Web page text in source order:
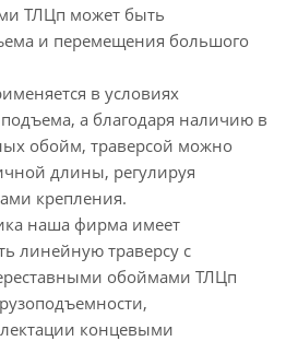
ТЛЦп может быть
и перемещения большого
в условиях
а благодаря наличию в
обойм, траверсой можно
длины, регулируя
крепления.
наша фирма имеет
линейную траверсу с
обоймами ТЛЦп
концевыми